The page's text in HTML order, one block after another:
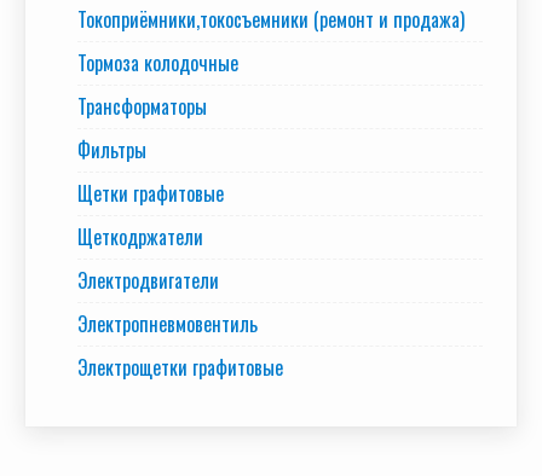
Токоприёмники,токосъемники (ремонт и продажа)
Тормоза колодочные
Трансформаторы
Фильтры
Щетки графитовые
Щеткодржатели
Электродвигатели
Электропневмовентиль
Электрощетки графитовые